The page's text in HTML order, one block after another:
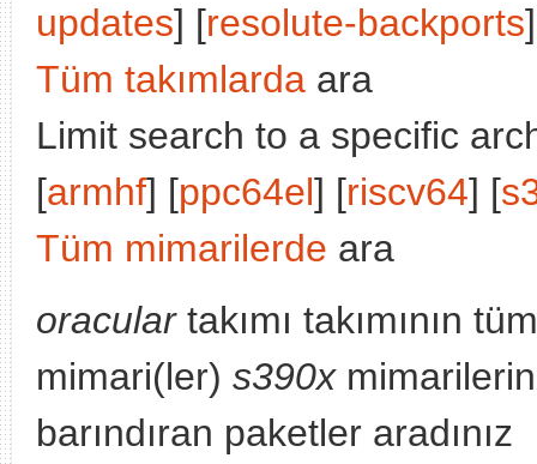
updates] [resolute-backports
Tüm takımlarda ara
Limit search to a specific
[armhf] [ppc64el] [riscv64] [
Tüm mimarilerde ara
oraculartakımı takımının
mimari(ler) s390x
barındıran paketler aradınız